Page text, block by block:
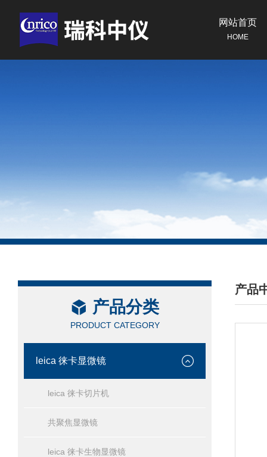
网站首页
HOME
产品分类
PRODUCT CATEGORY
leica 徕卡显微镜
leica 徕卡切片机
共聚焦显微镜
leica 徕卡生物显微镜
产品
/